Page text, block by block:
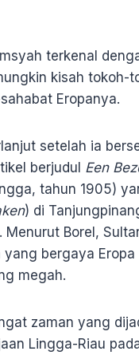
terkenal
kisah tokoh-
Eropanya.
setelah ia
berjudul Een
tahun 1905)
) di
Menurut Borel,
bergaya
megah.
zaman yang
Lingga-Riau